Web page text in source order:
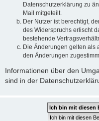
Datenschutzerklärung zu
Mail mitgeteilt.
Der Nutzer ist berechtigt,
des Widerspruchs erlischt
bestehende
Die Änderungen gelten als
den Änderungen
Informationen über den
sind in der